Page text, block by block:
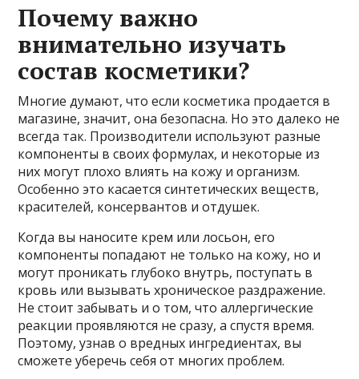
Почему важно
внимательно изучать
состав косметики?
Многие думают, что если косметика продается в
магазине, значит, она безопасна. Но это далеко не
всегда так. Производители используют разные
компоненты в своих формулах, и некоторые из
них могут плохо влиять на кожу и организм.
Особенно это касается синтетических веществ,
красителей, консервантов и отдушек.
Когда вы наносите крем или лосьон, его
компоненты попадают не только на кожу, но и
могут проникать глубоко внутрь, поступать в
кровь или вызывать хроническое раздражение.
Не стоит забывать и о том, что аллергические
реакции проявляются не сразу, а спустя время.
Поэтому, узнав о вредных ингредиентах, вы
сможете уберечь себя от многих проблем.